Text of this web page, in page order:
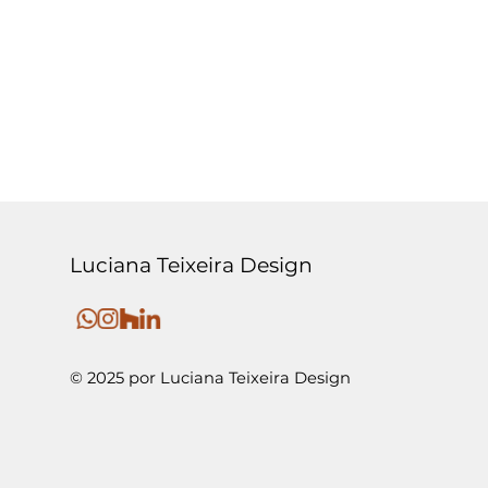
Luciana Teixeira Design
© 2025 por Luciana Teixeira Design